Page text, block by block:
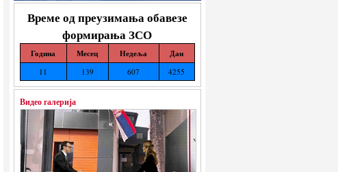
Време од преузимања обавезе
формирања ЗСО
Година Месец Недеља Дан
11 139 607 4255
Видео галерија